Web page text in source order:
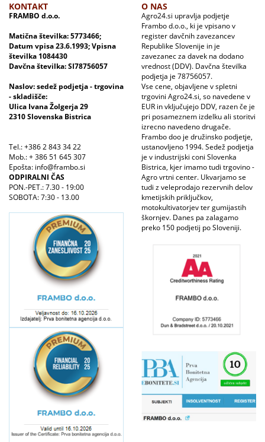
KONTAKT
FRAMBO d.o.o.
Matična številka: 5773466;
Datum vpisa 23.6.1993; Vpisna
številka 1084430
Davčna številka: SI78756057
Naslov: sedež podjetja - trgovina
- skladišče:
Ulica Ivana Žolgerja 29
2310 Slovenska Bistrica
Tel.: +386 2 843 34 22
Mob.: + 386 51 645 307
Epošta: info@frambo.si
ODPIRALNI ČAS
PON.-PET.: 7.30 - 19:00
SOBOTA: 7:30 - 13.00
O NAS
Agro24.si upravlja podjetje
Frambo d.o.o., ki je vpisano v
register davčnih zavezancev
Republike Slovenije in je
zavezanec za davek na dodano
vrednost (DDV). Davčna številka
podjetja je 78756057.
Vse cene, objavljene v spletni
trgovini Agro24.si, so navedene v
EUR in vključujejo DDV, razen če je
pri posameznem izdelku ali storitvi
izrecno navedeno drugače.
Frambo doo je družinsko podjetje,
ustanovljeno 1994. Sedež podjetja
je v industrijski coni Slovenka
Bistrica, kjer imamo tudi trgovino -
Agro vrtni center. Ukvarjamo se
tudi z veleprodajo rezervnih delov
kmetijskih priključkov,
motokultivatorjev ter gumijastih
škornjev. Danes pa zalagamo
preko 150 podjetij po Sloveniji.